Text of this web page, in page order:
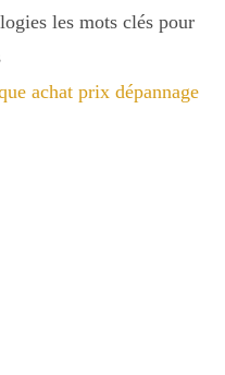
les mots clés pour